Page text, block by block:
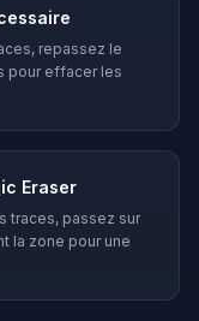
repassez le
pour effacer les
Eraser
traces, passez sur
la zone pour une